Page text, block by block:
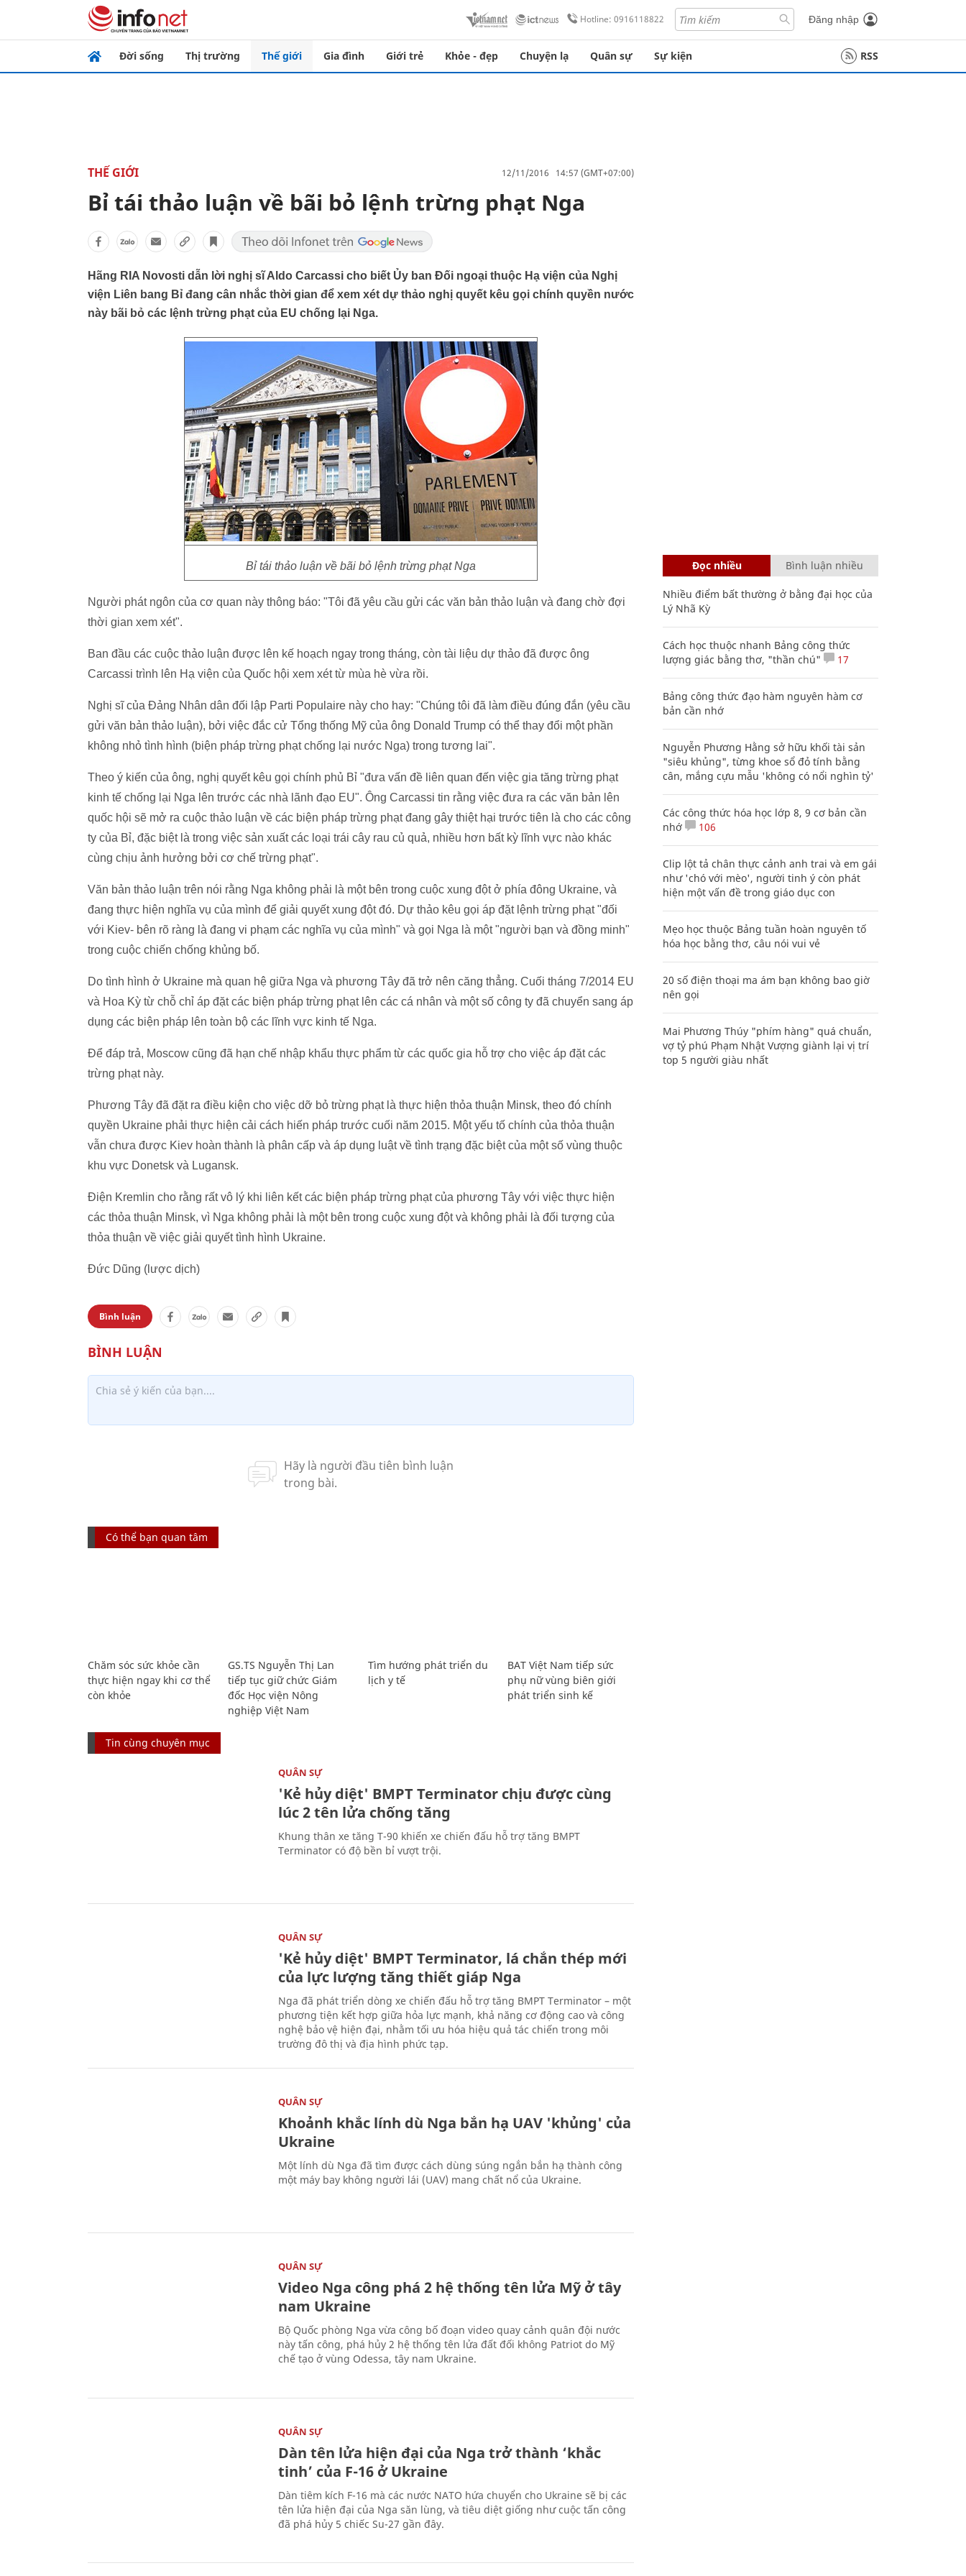
Hotline: 0916118822 Đăng nhập
Đời sống Thị trường Thế giới Gia đình Giới trẻ Khỏe - đẹp Chuyện lạ Quân sự Sự kiện RSS
THẾ GIỚI 12/11/2016 14:57 (GMT+07:00)
Bỉ tái thảo luận về bãi bỏ lệnh trừng phạt Nga
Hãng RIA Novosti dẫn lời nghị sĩ Aldo Carcassi cho biết Ủy ban Đối ngoại thuộc Hạ viện của Nghị
viện Liên bang Bỉ đang cân nhắc thời gian để xem xét dự thảo nghị quyết kêu gọi chính quyền nước
này bãi bỏ các lệnh trừng phạt của EU chống lại Nga.
Bỉ tái thảo luận về bãi bỏ lệnh trừng phạt Nga
Người phát ngôn của cơ quan này thông báo: "Tôi đã yêu cầu gửi các văn bản thảo luận và đang chờ đợi
thời gian xem xét".
Ban đầu các cuộc thảo luận được lên kế hoạch ngay trong tháng, còn tài liệu dự thảo đã được ông
Carcassi trình lên Hạ viện của Quốc hội xem xét từ mùa hè vừa rồi.
Nghị sĩ của Đảng Nhân dân đối lập Parti Populaire này cho hay: "Chúng tôi đã làm điều đúng đắn (yêu cầu
gửi văn bản thảo luận), bởi việc đắc cử Tổng thống Mỹ của ông Donald Trump có thể thay đổi một phần
không nhỏ tình hình (biện pháp trừng phạt chống lại nước Nga) trong tương lai".
Theo ý kiến của ông, nghị quyết kêu gọi chính phủ Bỉ "đưa vấn đề liên quan đến việc gia tăng trừng phạt
kinh tế chống lại Nga lên trước các nhà lãnh đạo EU". Ông Carcassi tin rằng việc đưa ra các văn bản lên
quốc hội sẽ mở ra cuộc thảo luận về các biện pháp trừng phạt đang gây thiệt hại trước tiên là cho các công
ty của Bỉ, đặc biệt là trong việc sản xuất các loại trái cây rau củ quả, nhiều hơn bất kỳ lĩnh vực nào khác
cùng chịu ảnh hưởng bởi cơ chế trừng phạt".
Văn bản thảo luận trên nói rằng Nga không phải là một bên trong cuộc xung đột ở phía đông Ukraine, và
đang thực hiện nghĩa vụ của mình để giải quyết xung đột đó. Dự thảo kêu gọi áp đặt lệnh trừng phạt "đối
với Kiev- bên rõ ràng là đang vi phạm các nghĩa vụ của mình" và gọi Nga là một "người bạn và đồng minh"
trong cuộc chiến chống khủng bố.
Do tình hình ở Ukraine mà quan hệ giữa Nga và phương Tây đã trở nên căng thẳng. Cuối tháng 7/2014 EU
và Hoa Kỳ từ chỗ chỉ áp đặt các biện pháp trừng phạt lên các cá nhân và một số công ty đã chuyển sang áp
dụng các biện pháp lên toàn bộ các lĩnh vực kinh tế Nga.
Để đáp trả, Moscow cũng đã hạn chế nhập khẩu thực phẩm từ các quốc gia hỗ trợ cho việc áp đặt các
trừng phạt này.
Phương Tây đã đặt ra điều kiện cho việc dỡ bỏ trừng phạt là thực hiện thỏa thuận Minsk, theo đó chính
quyền Ukraine phải thực hiện cải cách hiến pháp trước cuối năm 2015. Một yếu tố chính của thỏa thuận
vẫn chưa được Kiev hoàn thành là phân cấp và áp dụng luật về tình trạng đặc biệt của một số vùng thuộc
khu vực Donetsk và Lugansk.
Điện Kremlin cho rằng rất vô lý khi liên kết các biện pháp trừng phạt của phương Tây với việc thực hiện
các thỏa thuận Minsk, vì Nga không phải là một bên trong cuộc xung đột và không phải là đối tượng của
thỏa thuận về việc giải quyết tình hình Ukraine.
Đức Dũng (lược dịch)
Bình luận
Có thể bạn quan tâm
Chăm sóc sức khỏe cần
thực hiện ngay khi cơ thể
còn khỏe
GS.TS Nguyễn Thị Lan
tiếp tục giữ chức Giám
đốc Học viện Nông
nghiệp Việt Nam
Tìm hướng phát triển du
lịch y tế
BAT Việt Nam tiếp sức
phụ nữ vùng biên giới
phát triển sinh kế
Tin cùng chuyên mục
QUÂN SỰ
'Kẻ hủy diệt' BMPT Terminator chịu được cùng
lúc 2 tên lửa chống tăng
Khung thân xe tăng T-90 khiến xe chiến đấu hỗ trợ tăng BMPT
Terminator có độ bền bỉ vượt trội.
QUÂN SỰ
'Kẻ hủy diệt' BMPT Terminator, lá chắn thép mới
của lực lượng tăng thiết giáp Nga
Nga đã phát triển dòng xe chiến đấu hỗ trợ tăng BMPT Terminator – một
phương tiện kết hợp giữa hỏa lực mạnh, khả năng cơ động cao và công
nghệ bảo vệ hiện đại, nhằm tối ưu hóa hiệu quả tác chiến trong môi
trường đô thị và địa hình phức tạp.
QUÂN SỰ
Khoảnh khắc lính dù Nga bắn hạ UAV 'khủng' của
Ukraine
Một lính dù Nga đã tìm được cách dùng súng ngắn bắn hạ thành công
một máy bay không người lái (UAV) mang chất nổ của Ukraine.
QUÂN SỰ
Video Nga công phá 2 hệ thống tên lửa Mỹ ở tây
nam Ukraine
Bộ Quốc phòng Nga vừa công bố đoạn video quay cảnh quân đội nước
này tấn công, phá hủy 2 hệ thống tên lửa đất đối không Patriot do Mỹ
chế tạo ở vùng Odessa, tây nam Ukraine.
QUÂN SỰ
Dàn tên lửa hiện đại của Nga trở thành ‘khắc
tinh’ của F-16 ở Ukraine
Dàn tiêm kích F-16 mà các nước NATO hứa chuyển cho Ukraine sẽ bị các
tên lửa hiện đại của Nga săn lùng, và tiêu diệt giống như cuộc tấn công
đã phá hủy 5 chiếc Su-27 gần đây.
Đọc nhiều Bình luận nhiều
Nhiều điểm bất thường ở bằng đại học của
Lý Nhã Kỳ
Cách học thuộc nhanh Bảng công thức
lượng giác bằng thơ, "thần chú"
17
Bảng công thức đạo hàm nguyên hàm cơ
bản cần nhớ
Nguyễn Phương Hằng sở hữu khối tài sản
"siêu khủng", từng khoe sổ đỏ tính bằng
cân, mắng cựu mẫu 'không có nổi nghìn tỷ'
Các công thức hóa học lớp 8, 9 cơ bản cần
nhớ
106
Clip lột tả chân thực cảnh anh trai và em gái
như 'chó với mèo', người tinh ý còn phát
hiện một vấn đề trong giáo dục con
Mẹo học thuộc Bảng tuần hoàn nguyên tố
hóa học bằng thơ, câu nói vui vẻ
20 số điện thoại ma ám bạn không bao giờ
nên gọi
Mai Phương Thúy "phím hàng" quá chuẩn,
vợ tỷ phú Phạm Nhật Vượng giành lại vị trí
top 5 người giàu nhất